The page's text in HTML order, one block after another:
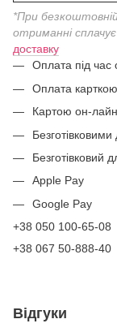
*При
отриманні
доставку
Оплата під час
Оплата карткою
Картою он-лайн
Безготівковий
Apple Pay
Google Pay
+38 050 100-65-08
+38 067 50-888-40
Відгуки